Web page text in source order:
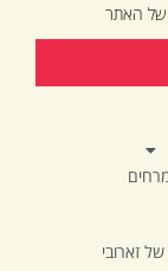
של האתר
זארובי